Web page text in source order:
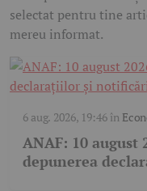
selectat pentru tine
mereu informat.
6 aug. 2026, 19:46în
ANAF: 10
depunerea